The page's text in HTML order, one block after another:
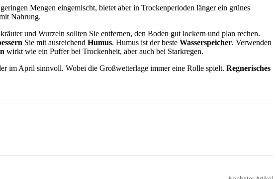
Mengen eingemischt, bietet aber in Trockenperioden länger ein grünes
Nahrung.
und Wurzeln sollten Sie entfernen, den Boden gut lockern und plan rechen.
Sie mit ausreichend Humus. Humus ist der beste Wasserspeicher. Verwenden
wirkt wie ein Puffer bei Trockenheit, aber auch bei Starkregen.
im April sinnvoll. Wobei die Großwetterlage immer eine Rolle spielt. Regnerisches